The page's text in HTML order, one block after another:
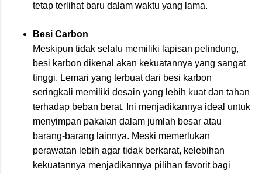
tetap terlihat baru dalam waktu yang lama.
Besi Carbon
Meskipun tidak selalu memiliki lapisan pelindung,
besi karbon dikenal akan kekuatannya yang sangat
tinggi. Lemari yang terbuat dari besi karbon
seringkali memiliki desain yang lebih kuat dan tahan
terhadap beban berat. Ini menjadikannya ideal untuk
menyimpan pakaian dalam jumlah besar atau
barang-barang lainnya. Meski memerlukan
perawatan lebih agar tidak berkarat, kelebihan
kekuatannya menjadikannya pilihan favorit bagi